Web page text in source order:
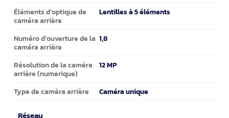
Éléments d’optique de
caméra arrière
Lentilles à 5 éléments
Numéro d'ouverture de la
caméra arrière
1,8
Résolution de la caméra
arrière (numerique)
12 MP
Type de caméra arrière Caméra unique
Réseau